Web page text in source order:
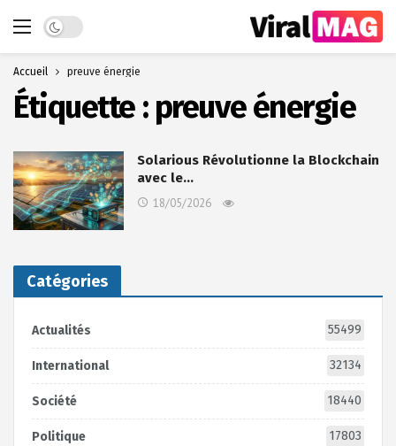
Dark mode
Accueil preuve énergie
Étiquette : preuve énergie
Solarious Révolutionne la Blockchain
avec le…
18/05/2026
Catégories
Actualités 55499
International 32134
Société 18440
Politique 17803